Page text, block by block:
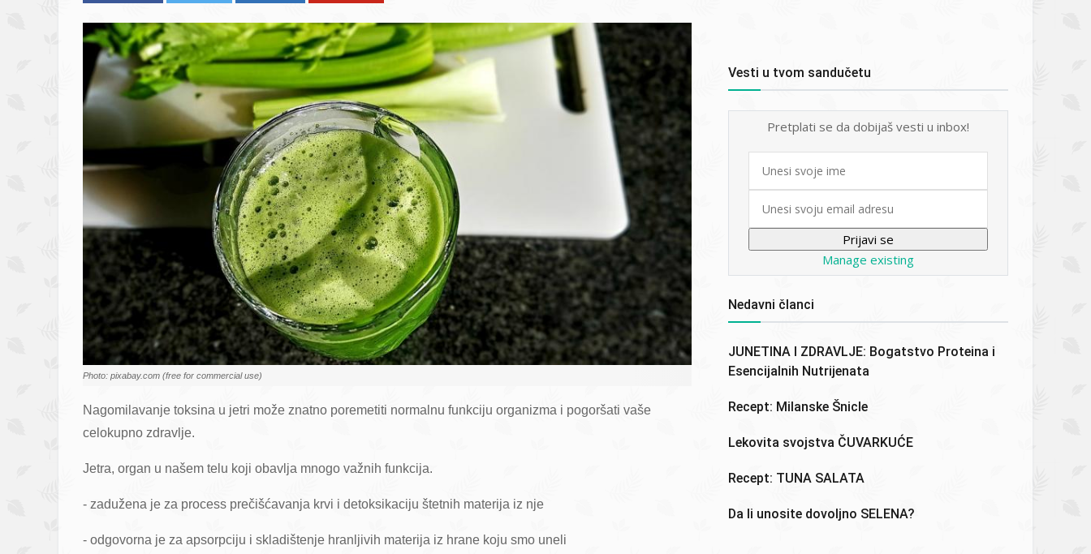
Image
Photo: pixabay.com (free for commercial use)
Nagomilavanje toksina u jetri može znatno poremetiti normalnu funkciju organizma i pogoršati vaše
celokupno zdravlje.
Jetra, organ u našem telu koji obavlja mnogo važnih funkcija.
- zadužena je za process prečišćavanja krvi i detoksikaciju štetnih materija iz nje
- odgovorna je za apsorpciju i skladištenje hranljivih materija iz hrane koju smo uneli
Vesti u tvom sandučetu
Pretplati se da dobijaš vesti u inbox!
First
Manage existing
Nedavni članci
JUNETINA I ZDRAVLJE: Bogatstvo Proteina i
Esencijalnih Nutrijenata
Recept: Milanske Šnicle
Lekovita svojstva ČUVARKUĆE
Recept: TUNA SALATA
Da li unosite dovoljno SELENA?